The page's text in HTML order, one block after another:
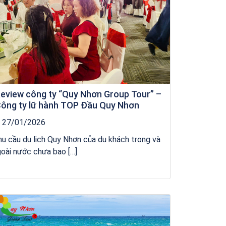
công ty “Quy Nhơn Group Tour” –
ty lữ hành TOP Đầu Quy Nhơn
27/01/2026
cầu du lịch Quy Nhơn của du khách trong và
nước chưa bao […]
Khách sạn Xavia